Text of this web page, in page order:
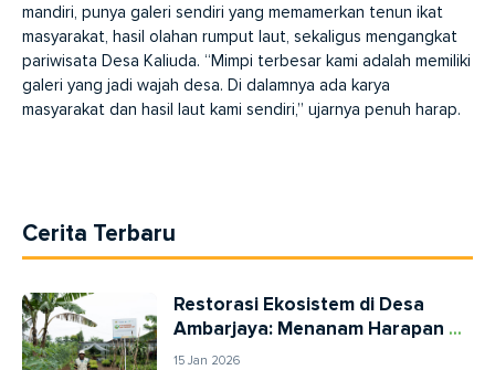
mandiri, punya galeri sendiri yang memamerkan tenun ikat
masyarakat, hasil olahan rumput laut, sekaligus mengangkat
pariwisata Desa Kaliuda. “Mimpi terbesar kami adalah memiliki
galeri yang jadi wajah desa. Di dalamnya ada karya
masyarakat dan hasil laut kami sendiri,” ujarnya penuh harap.
Cerita Terbaru
Restorasi Ekosistem di Desa
Ambarjaya: Menanam Harapan di
Kaki Gunung Gede
15 Jan 2026